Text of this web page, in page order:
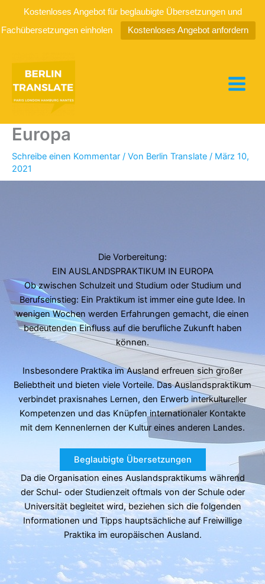
Kostenloses Angebot für beglaubigte Übersetzungen und
Fachübersetzungen einholen
Kostenloses Angebot anfordern
springen
Europa
Schreibe einen Kommentar / Von Berlin Translate / März 10,
2021
Die Vorbereitung:
EIN AUSLANDSPRAKTIKUM IN EUROPA
Ob zwischen Schulzeit und Studium oder Studium und
Berufseinstieg: Ein Praktikum ist immer eine gute Idee. In
wenigen Wochen werden Erfahrungen gemacht, die einen
bedeutenden Einfluss auf die berufliche Zukunft haben
können.
Insbesondere Praktika im Ausland erfreuen sich großer
Beliebtheit und bieten viele Vorteile. Das Auslandspraktikum
verbindet praxisnahes Lernen, den Erwerb interkultureller
Kompetenzen und das Knüpfen internationaler Kontakte
mit dem Kennenlernen der Kultur eines anderen Landes.
Beglaubigte Übersetzungen
Da die Organisation eines Auslandspraktikums während
der Schul- oder Studienzeit oftmals von der Schule oder
Universität begleitet wird, beziehen sich die folgenden
Informationen und Tipps hauptsächliche auf Freiwillige
Praktika im europäischen Ausland.